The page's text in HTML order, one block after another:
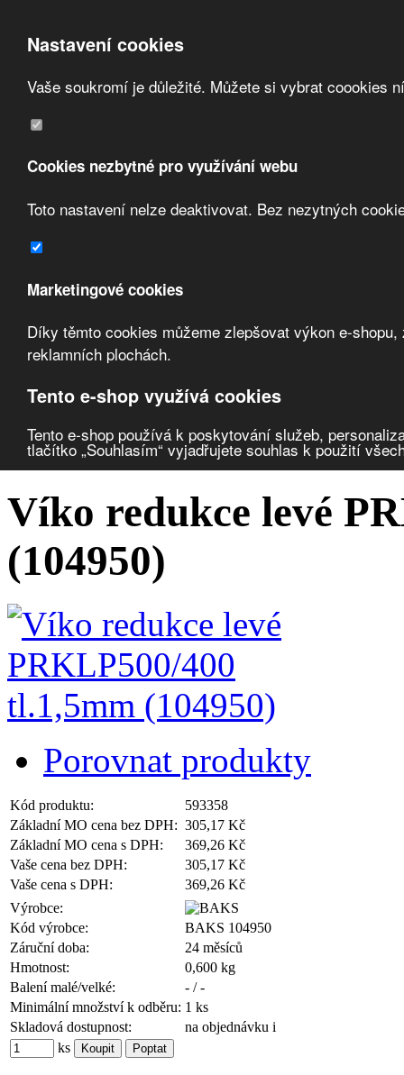
Nastavení cookies
Vaše soukromí je důležité. Můžete si vybrat coookies
Cookies nezbytné pro využívání webu
Toto nastavení nelze deaktivovat. Bez nezytných
Marketingové cookies
Díky těmto cookies můžeme zlepšovat výkon e-
reklamních plochách.
Tento e-shop využívá cookies
Tento e-shop používá k poskytování služeb,
tlačítko „Souhlasím“ vyjadřujete souhlas k použití
Přeskočit na hlavní obsah/Přeskočit na doplňující obsah
Kontakt
Zvolte měnu:
Přihlásit uživatele
Porovnat produkty 0
Úvod Uložení vedení, krabice žlaby plné a perforované víka tvarovek
Víko redukce levé
(104950)
Porovnat produkty
Kód produktu:
593358
Základní MO cena bez DPH: 305,17 Kč
Základní MO cena s DPH:
369,26 Kč
Vaše cena bez DPH:
305,17 Kč
Vaše cena s DPH:
369,26 Kč
Výrobce:
Kód výrobce:
BAKS 104950
Záruční doba:
24 měsíců
Hmotnost:
0,600 kg
Balení malé/velké:
- / -
Minimální množství k odběru: 1 ks
Skladová dostupnost:
na objednávku i
ks